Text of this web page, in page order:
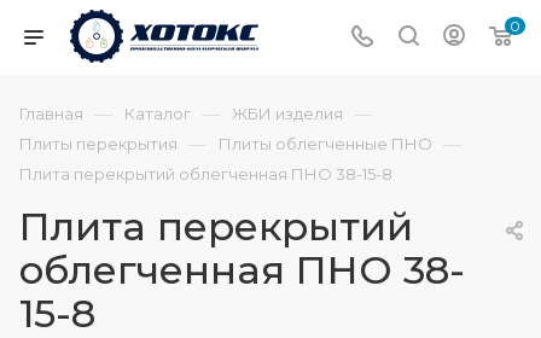
0
Главная — Каталог — ЖБИ изделия —
Плиты перекрытия — Плиты облегченные ПНО —
Плита перекрытий облегченная ПНО 38-15-8
Плита перекрытий
облегченная ПНО 38-
15-8